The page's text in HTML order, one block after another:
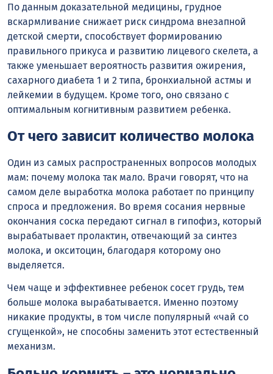
По данным доказательной медицины, грудное
вскармливание снижает риск синдрома внезапной
детской смерти, способствует формированию
правильного прикуса и развитию лицевого скелета, а
также уменьшает вероятность развития ожирения,
сахарного диабета 1 и 2 типа, бронхиальной астмы и
лейкемии в будущем. Кроме того, оно связано с
оптимальным когнитивным развитием ребенка.
От чего зависит количество молока
Один из самых распространенных вопросов молодых
мам: почему молока так мало. Врачи говорят, что на
самом деле выработка молока работает по принципу
спроса и предложения. Во время сосания нервные
окончания соска передают сигнал в гипофиз, который
вырабатывает пролактин, отвечающий за синтез
молока, и окситоцин, благодаря которому оно
выделяется.
Чем чаще и эффективнее ребенок сосет грудь, тем
больше молока вырабатывается. Именно поэтому
никакие продукты, в том числе популярный «чай со
сгущенкой», не способны заменить этот естественный
механизм.